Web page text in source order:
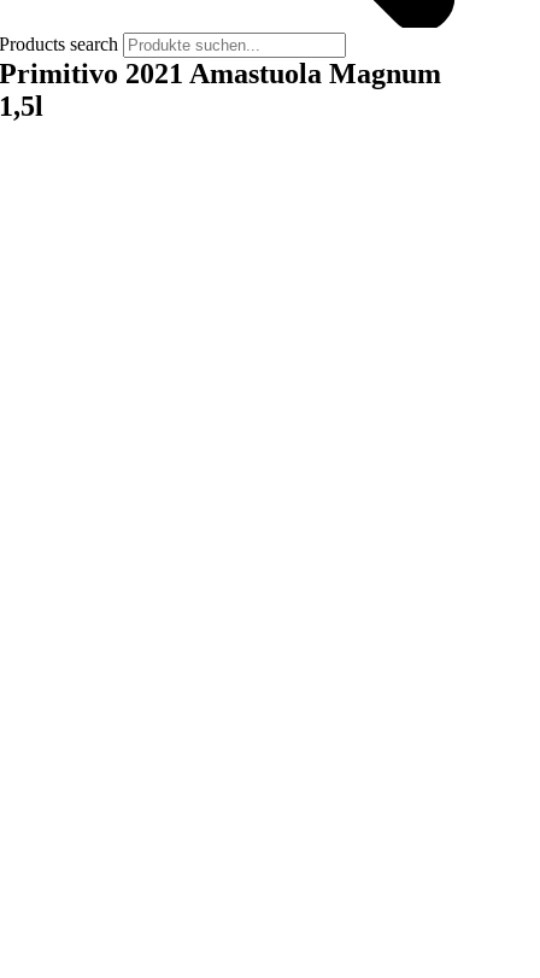
Products search
Primitivo 2021 Amastuola Magnum
1,5l